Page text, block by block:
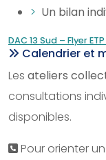
Un bilan
DAC 13 Sud – Flyer
Calendrier et
Les ateliers
consultations
disponibles.
Pour orienter